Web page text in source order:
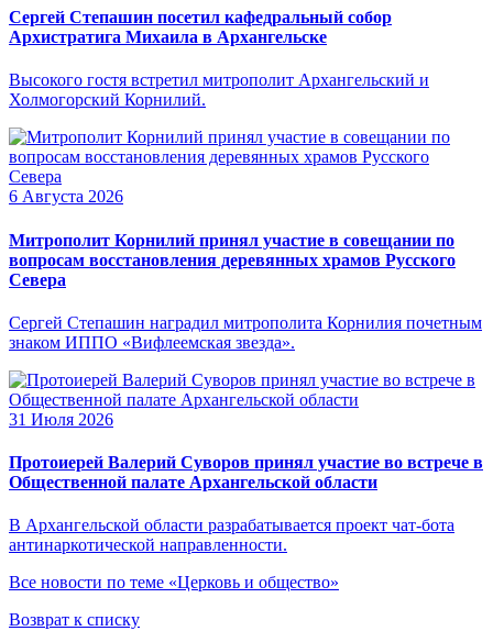
Сергей Степашин посетил кафедральный собор
Архистратига Михаила в Архангельске
Высокого гостя встретил митрополит Архангельский и
Холмогорский Корнилий.
6 Августа 2026
Митрополит Корнилий принял участие в совещании по
вопросам восстановления деревянных храмов Русского
Севера
Сергей Степашин наградил митрополита Корнилия почетным
знаком ИППО «Вифлеемская звезда».
31 Июля 2026
Протоиерей Валерий Суворов принял участие во встрече в
Общественной палате Архангельской области
В Архангельской области разрабатывается проект чат-бота
антинаркотической направленности.
Все новости по теме «Церковь и общество»
Возврат к списку